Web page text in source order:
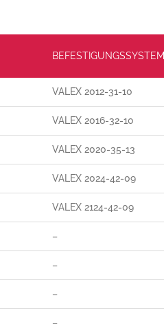
BEFESTIGUNGSSYSTEM
VALEX 2012-31-10
VALEX 2016-32-10
VALEX 2020-35-13
VALEX 2024-42-09
VALEX 2124-42-09
–
–
–
–